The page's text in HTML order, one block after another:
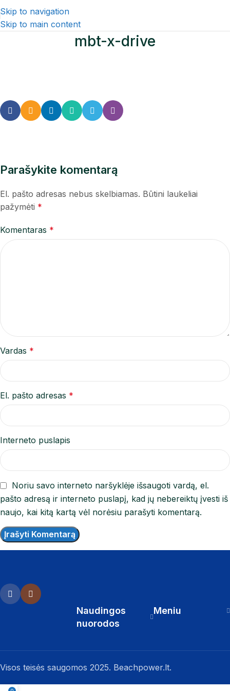
Skip to navigation
Skip to main content
mbt-x-drive
Parašykite komentarą
El. pašto adresas nebus skelbiamas. Būtini laukeliai
pažymėti *
Komentaras *
Vardas *
El. pašto adresas *
Interneto puslapis
Noriu savo interneto naršyklėje išsaugoti vardą, el.
pašto adresą ir interneto puslapį, kad jų nebereiktų įvesti iš
naujo, kai kitą kartą vėl norėsiu parašyti komentarą.
Naudingos
nuorodos
Meniu
Visos teisės saugomos 2025. Beachpower.lt.